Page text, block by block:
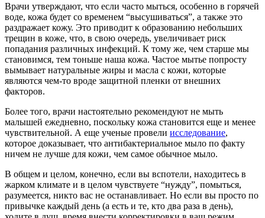
Врачи утверждают, что если часто мыться, особенно в горячей
воде, кожа будет со временем “высушиваться”, а также это
раздражает кожу. Это приводит к образованию небольших
трещин в коже, что, в свою очередь, увеличивает риск
попадания различных инфекций. К тому же, чем старше мы
становимся, тем тоньше наша кожа. Частое мытье попросту
вымывает натуральные жиры и масла с кожи, которые
являются чем-то вроде защитной пленки от внешних
факторов.
Более того, врачи настоятельно рекомендуют не мыть
малышей ежедневно, поскольку кожа становится еще и менее
чувствительной. А еще ученые провели исследование,
которое доказывает, что антибактериальное мыло по факту
ничем не лучше для кожи, чем самое обычное мыло.
В общем и целом, конечно, если вы вспотели, находитесь в
жарком климате и в целом чувствуете “нужду”, помыться,
разумеется, никто вас не останавливает. Но если вы просто по
привычке каждый день (а есть и те, кто два раза в день),